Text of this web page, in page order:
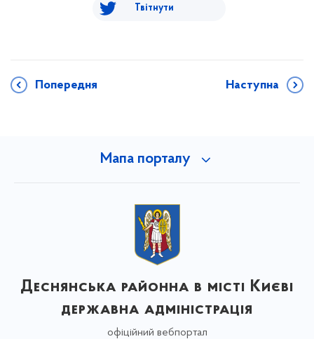
Твітнути
Попередня Наступна
Мапа порталу
Деснянська районна в місті Києві
державна адміністрація
офіційний вебпортал